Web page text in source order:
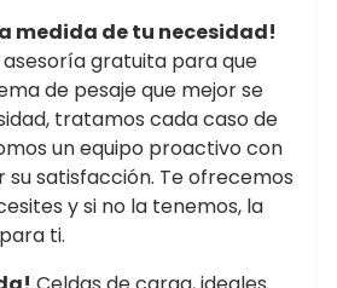
medida de tu necesidad!
gratuita para que
de pesaje que mejor se
tratamos cada caso de
un equipo proactivo con
su satisfacción. Te ofrecemos
y si no la tenemos, la
ti.